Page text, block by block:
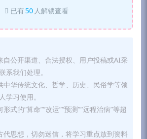
已有 50 人解锁查看
自公开渠道、合法授权、用户投稿或AI采
系我们处理。
中华传统文化、哲学、历史、民俗学等领
学习使用。
式的“算命”“改运”“预测”“远程治病”等超
代思想，切勿迷信，将学习重点放到资料